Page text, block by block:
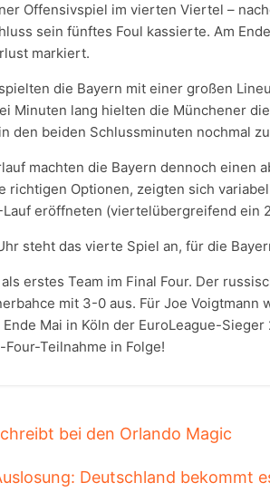
Offensivspiel im vierten Viertel –
sein fünftes Foul kassierte. Am
markiert.
die Bayern mit einer großen
Minuten lang hielten die Münchener
den beiden Schlussminuten nochmal
machten die Bayern dennoch einen
richtigen Optionen, zeigten sich
eröffneten (viertelübergreifend ein
steht das vierte Spiel an, für die
erstes Team im Final Four. Der
mit 3-0 aus. Für Joe Voigtmann
Mai in Köln der EuroLeague-
Teilnahme in Folge!
bei den Orlando Magic
Deutschland bekommt